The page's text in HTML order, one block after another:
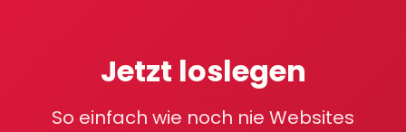
Jetzt loslegen
So einfach wie noch nie Websites